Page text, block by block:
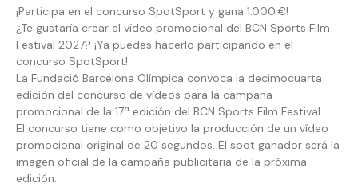
¡Participa en el concurso SpotSport y gana 1.000 €!
¿Te gustaría crear el vídeo promocional del BCN Sports Film
Festival 2027? ¡Ya puedes hacerlo participando en el
concurso SpotSport!
La Fundació Barcelona Olímpica convoca la decimocuarta
edición del concurso de vídeos para la campaña
promocional de la 17ª edición del BCN Sports Film Festival.
El concurso tiene como objetivo la producción de un vídeo
promocional original de 20 segundos. El spot ganador será la
imagen oficial de la campaña publicitaria de la próxima
edición.